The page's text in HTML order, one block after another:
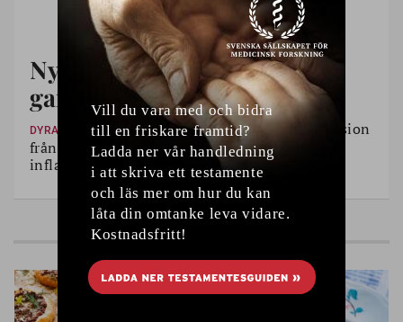
Ny rekordhöjning av
garantipensionen 2024
DYRARE
Det blir en tusenlapp mer i garantipension
från årsskiftet när prisbasbeloppet höjs. Men
inflationen äter upp höjningen.
FRÅN LÖPET